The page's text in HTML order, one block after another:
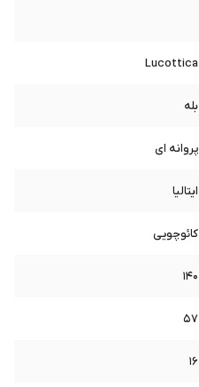
Lucottica
بله
پروانه ای
ایتالیا
کائوچویی
140
57
16